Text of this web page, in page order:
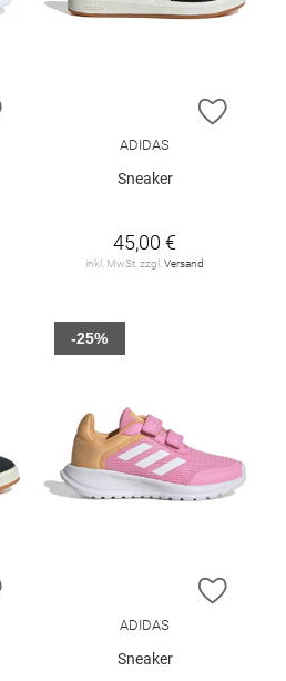
ZUR WUNSCHLISTE HINZUFÜGEN
ZUR
ADIDAS
Sneaker
45,00 €
inkl. MwSt. zzgl. Versand
ZUR WUNSCHLISTE HINZUFÜGEN
ZUR
ADIDAS
Sneaker
-25%